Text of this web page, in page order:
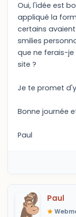
Oui, l'idée est
appliqué la
certains
smilies
que ne ferais-
site ?
Je te promet
Bonne journée
Paul
Paul